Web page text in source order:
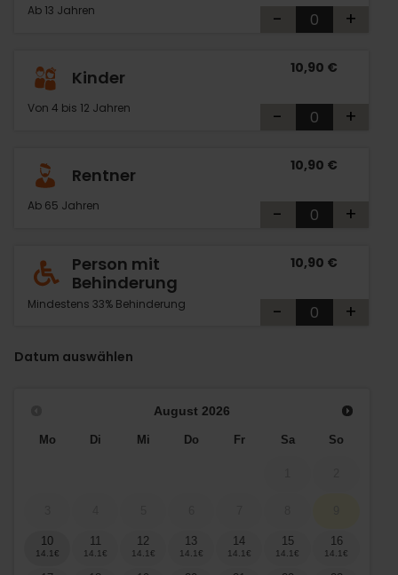
Ab 13 Jahren - +
Kinder
Von 4 bis 12 Jahren
10,90 €
- +
Rentner
Ab 65 Jahren
10,90 €
- +
Person mit
Behinderung
Mindestens 33% Behinderung
10,90 €
- +
Datum auswählen
August 2026
Mo Di Mi Do Fr Sa So
10 11 12 13 14 15 16